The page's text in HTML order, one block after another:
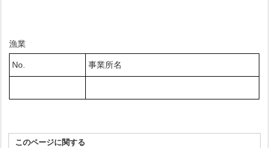
漁業
No. 事業所名
このページに関する